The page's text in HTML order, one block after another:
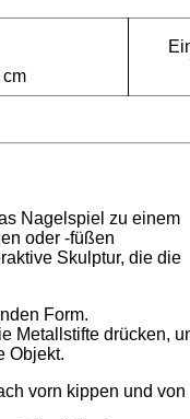
Nagelspiel zu einem
oder -füßen
Skulptur, die die
Form.
Metallstifte drücken,
Objekt.
vorn kippen und von